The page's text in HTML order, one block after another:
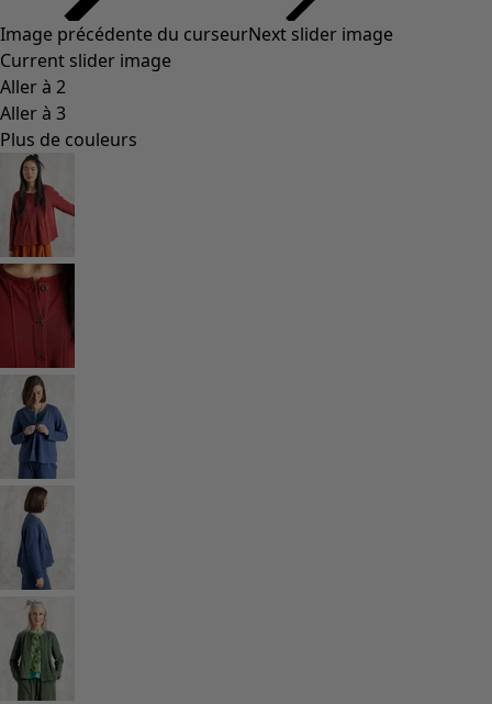
Image précédente du curseurNext slider image
Current slider image
Aller à 2
Aller à 3
Plus de couleurs